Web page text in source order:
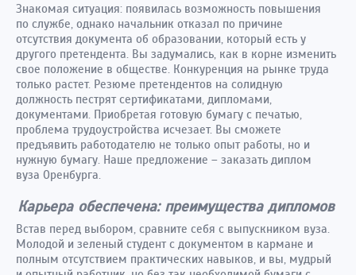
Знакомая ситуация: появилась возможность повышения
по службе, однако начальник отказал по причине
отсутствия документа об образовании, который есть у
другого претендента. Вы задумались, как в корне изменить
свое положение в обществе. Конкуренция на рынке труда
только растет. Резюме претендентов на солидную
должность пестрят сертификатами, дипломами,
документами. Приобретая готовую бумагу с печатью,
проблема трудоустройства исчезает. Вы сможете
предъявить работодателю не только опыт работы, но и
нужную бумагу. Наше предложение – заказать диплом
вуза Оренбурга.
Карьера обеспечена: преимущества дипломов
Встав перед выбором, сравните себя с выпускником вуза.
Молодой и зеленый студент с документом в кармане и
полным отсутствием практических навыков, и вы, мудрый